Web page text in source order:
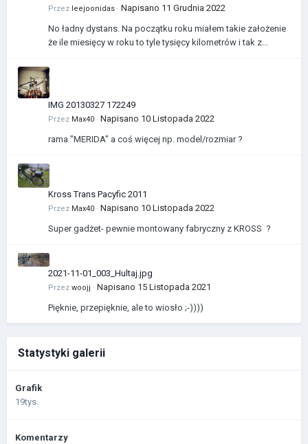
Przez leejoonidas · Napisano 11 Grudnia 2022
No ładny dystans. Na początku roku miałem takie założenie
że ile miesięcy w roku to tyle tysięcy kilometrów i tak z...
IMG 20130327 172249
Przez Max40 · Napisano 10 Listopada 2022
rama "MERIDA" a coś więcej np. model/rozmiar ?
Kross Trans Pacyfic 2011
Przez Max40 · Napisano 10 Listopada 2022
Super gadżet- pewnie montowany fabryczny z KROSS ?
2021-11-01_003_Hultaj.jpg
Przez woojj · Napisano 15 Listopada 2021
Pięknie, przepięknie, ale to wiosło ;-))))
Statystyki galerii
Grafik
19tys.
Komentarzy